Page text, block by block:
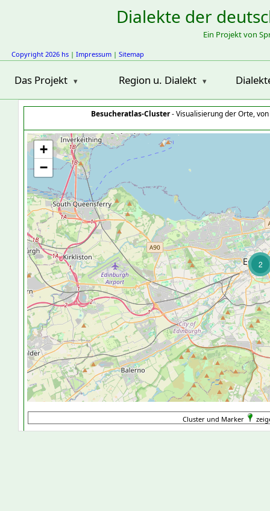
Dialekte der
Ein Projekt von
Copyright 2026 hs | Impressum | Sitemap
Das Projekt Region u. Dialekt
Besucheratlas-Cluster- Visualisierung der Orte,
2
+
−
Cluster und Marker